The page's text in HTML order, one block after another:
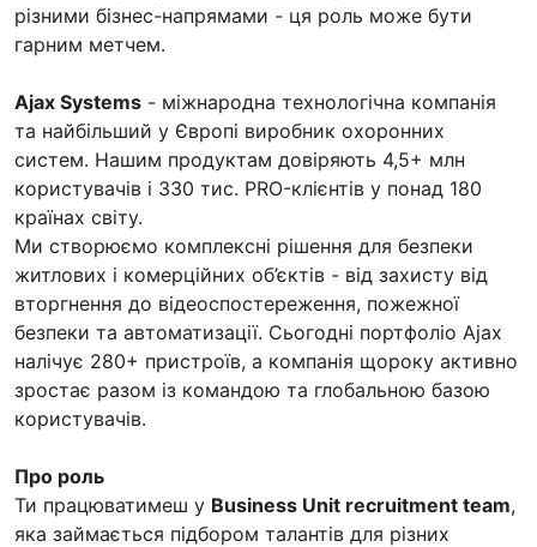
різними бізнес-напрямами - ця роль може бути
гарним метчем.
Ajax Systems - міжнародна технологічна компанія
та найбільший у Європі виробник охоронних
систем. Нашим продуктам довіряють 4,5+ млн
користувачів і 330 тис. PRO-клієнтів у понад 180
країнах світу.
Ми створюємо комплексні рішення для безпеки
житлових і комерційних об’єктів - від захисту від
вторгнення до відеоспостереження, пожежної
безпеки та автоматизації. Сьогодні портфоліо Ajax
налічує 280+ пристроїв, а компанія щороку активно
зростає разом із командою та глобальною базою
користувачів.
Про роль
Ти працюватимеш у Business Unit recruitment team,
яка займається підбором талантів для різних